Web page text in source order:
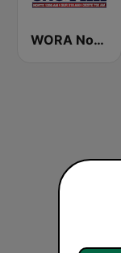
WORA Noti Uno 630 AM